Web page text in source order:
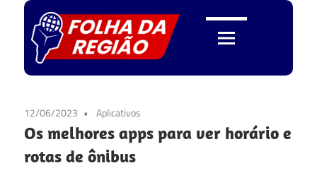
Skip
to
content
Folha
da
Região
12/06/2023 Aplicativos
Os melhores apps para ver horário e
rotas de ônibus